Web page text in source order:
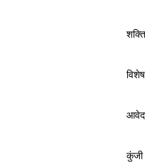
कुंजी